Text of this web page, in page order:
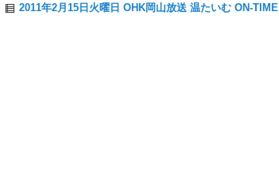
2011年2月15日火曜日 OHK岡山放送 温たいむ ON-TIME